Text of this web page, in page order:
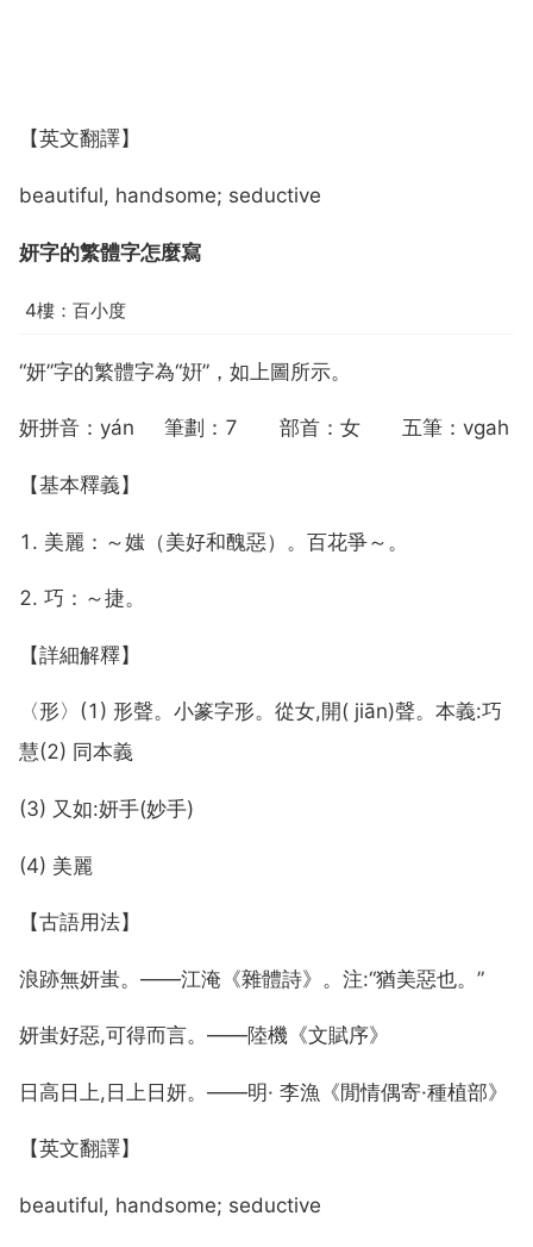
【英文翻譯】
beautiful, handsome; seductive
妍字的繁體字怎麼寫
4樓：百小度
“妍”字的繁體字為“姸”，如上圖所示。
妍拼音：yán 筆劃：7 部首：女 五筆：vgah
【基本釋義】
1. 美麗：～媸（美好和醜惡）。百花爭～。
2. 巧：～捷。
【詳細解釋】
〈形〉(1) 形聲。小篆字形。從女,開( jiān)聲。本義:巧
慧(2) 同本義
(3) 又如:妍手(妙手)
(4) 美麗
【古語用法】
浪跡無妍蚩。——江淹《雜體詩》。注:“猶美惡也。”
妍蚩好惡,可得而言。——陸機《文賦序》
日高日上,日上日妍。——明· 李漁《閒情偶寄·種植部》
【英文翻譯】
beautiful, handsome; seductive